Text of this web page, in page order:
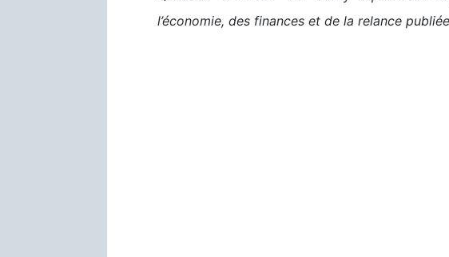
l’économie, des finances et de la relance